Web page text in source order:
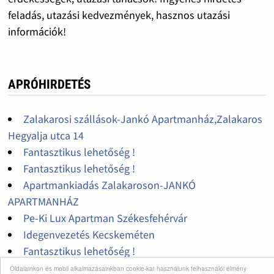
Oldalainkon és mobil alkalmazásainkban cookie-kat használunk felhasználói élmény
feladás, utazási kedvezmények, hasznos utazási
információk!
APRÓHIRDETÉS
Zalakarosi szállások-Jankó Apartmanház,Zalakaros
Hegyalja utca 14
Fantasztikus lehetőség !
Fantasztikus lehetőség !
Apartmankiadás Zalakaroson-JANKÓ
APARTMANHÁZ
Pe-Ki Lux Apartman Székesfehérvár
Idegenvezetés Kecskeméten
Fantasztikus lehetőség !
Ősszel is kedvezményesen!